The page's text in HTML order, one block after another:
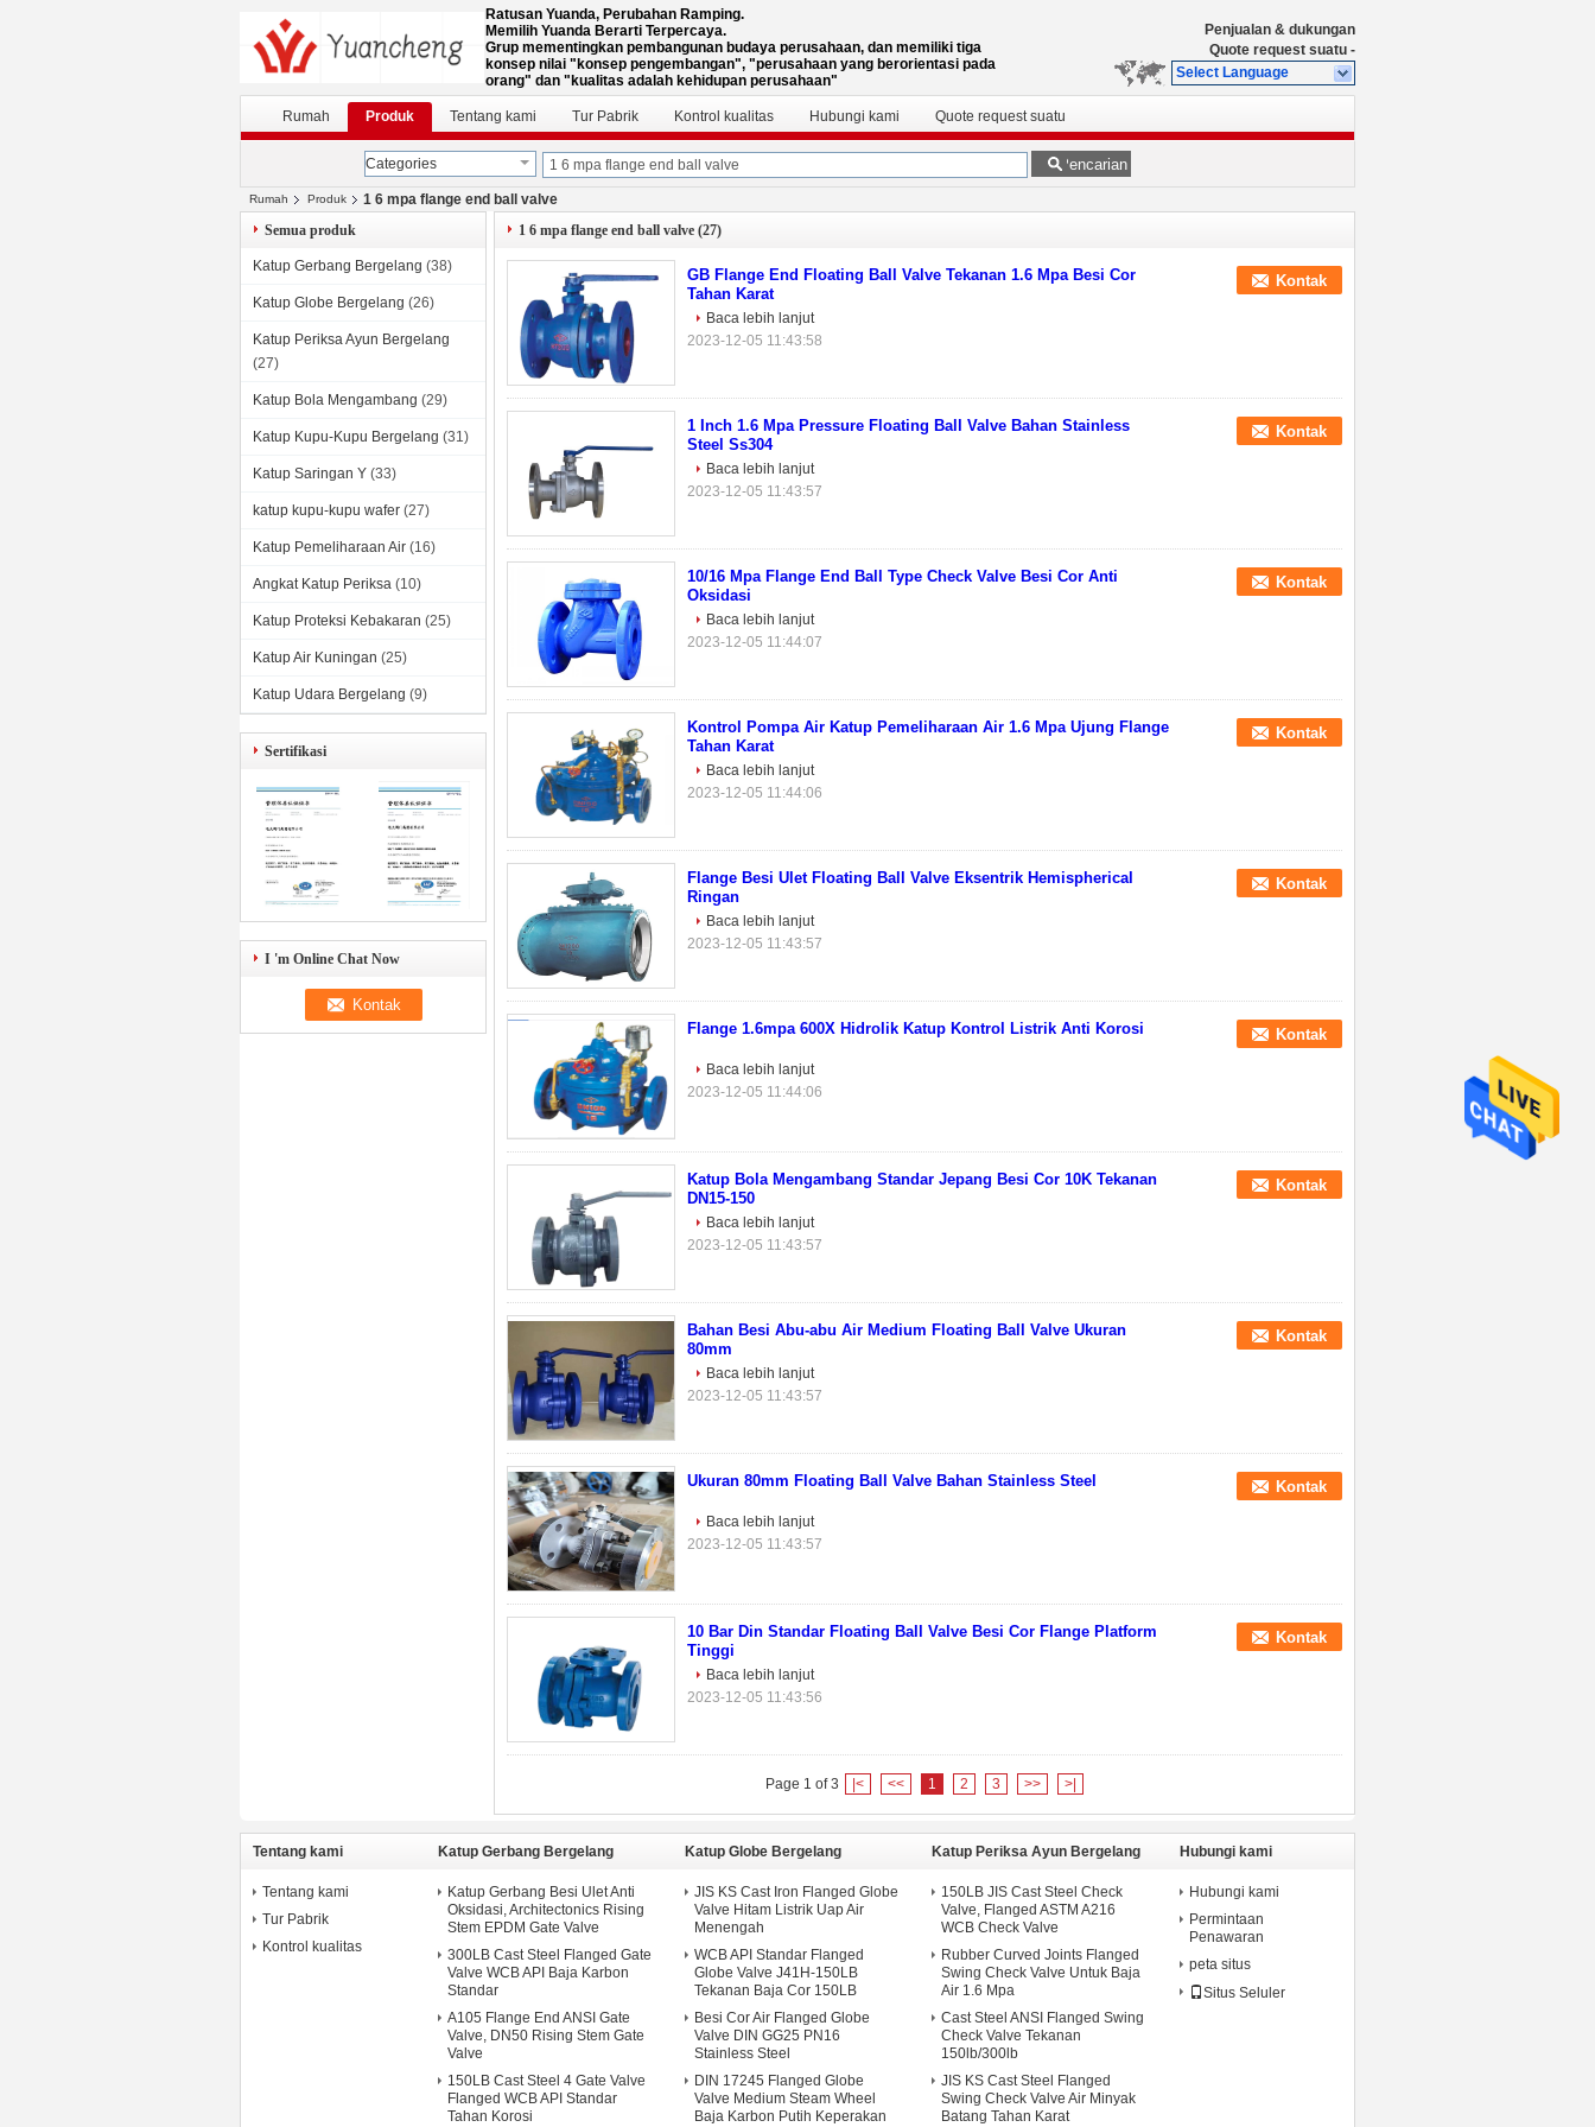
Ratusan Yuanda, Perubahan Ramping.
Memilih Yuanda Berarti Terpercaya.
Grup mementingkan pembangunan budaya perusahaan, dan memiliki tiga
konsep nilai "konsep pengembangan", "perusahaan yang berorientasi pada
orang" dan "kualitas adalah kehidupan perusahaan"
Penjualan & dukungan
Quote request suatu -
Select Language
Rumah Produk Tentang kami Tur Pabrik Kontrol kualitas Hubungi kami Quote request suatu
Categories Pencarian
Rumah Produk
1 6 mpa flange end ball valve
Semua produk
Katup Gerbang Bergelang (38)
Katup Globe Bergelang (26)
Katup Periksa Ayun Bergelang
(27)
Katup Bola Mengambang (29)
Katup Kupu-Kupu Bergelang (31)
Katup Saringan Y (33)
katup kupu-kupu wafer (27)
Katup Pemeliharaan Air (16)
Angkat Katup Periksa (10)
Katup Proteksi Kebakaran (25)
Katup Air Kuningan (25)
Katup Udara Bergelang (9)
Sertifikasi
I 'm Online Chat Now
1 6 mpa flange end ball valve (27)
GB Flange End Floating Ball Valve Tekanan 1.6 Mpa Besi Cor
Tahan Karat
Kontak
Baca lebih lanjut
2023-12-05 11:43:58
1 Inch 1.6 Mpa Pressure Floating Ball Valve Bahan Stainless
Steel Ss304
Kontak
Baca lebih lanjut
2023-12-05 11:43:57
10/16 Mpa Flange End Ball Type Check Valve Besi Cor Anti
Oksidasi
Kontak
Baca lebih lanjut
2023-12-05 11:44:07
Kontrol Pompa Air Katup Pemeliharaan Air 1.6 Mpa Ujung Flange
Tahan Karat
Kontak
Baca lebih lanjut
2023-12-05 11:44:06
Flange Besi Ulet Floating Ball Valve Eksentrik Hemispherical
Ringan
Kontak
Baca lebih lanjut
2023-12-05 11:43:57
Flange 1.6mpa 600X Hidrolik Katup Kontrol Listrik Anti Korosi Kontak
Baca lebih lanjut
2023-12-05 11:44:06
Katup Bola Mengambang Standar Jepang Besi Cor 10K Tekanan
DN15-150
Kontak
Baca lebih lanjut
2023-12-05 11:43:57
Bahan Besi Abu-abu Air Medium Floating Ball Valve Ukuran
80mm
Kontak
Baca lebih lanjut
2023-12-05 11:43:57
Ukuran 80mm Floating Ball Valve Bahan Stainless Steel Kontak
Baca lebih lanjut
2023-12-05 11:43:57
10 Bar Din Standar Floating Ball Valve Besi Cor Flange Platform
Tinggi
Kontak
Baca lebih lanjut
2023-12-05 11:43:56
Page 1 of 3 |< << 1 2 3 >> >|
Tentang kami
Tentang kami
Tur Pabrik
Kontrol kualitas
Katup Gerbang Bergelang
Katup Gerbang Besi Ulet Anti
Oksidasi, Architectonics Rising
Stem EPDM Gate Valve
300LB Cast Steel Flanged Gate
Valve WCB API Baja Karbon
Standar
A105 Flange End ANSI Gate
Valve, DN50 Rising Stem Gate
Valve
150LB Cast Steel 4 Gate Valve
Flanged WCB API Standar
Tahan Korosi
Katup Globe Bergelang
JIS KS Cast Iron Flanged Globe
Valve Hitam Listrik Uap Air
Menengah
WCB API Standar Flanged
Globe Valve J41H-150LB
Tekanan Baja Cor 150LB
Besi Cor Air Flanged Globe
Valve DIN GG25 PN16
Stainless Steel
DIN 17245 Flanged Globe
Valve Medium Steam Wheel
Baja Karbon Putih Keperakan
Katup Periksa Ayun Bergelang
150LB JIS Cast Steel Check
Valve, Flanged ASTM A216
WCB Check Valve
Rubber Curved Joints Flanged
Swing Check Valve Untuk Baja
Air 1.6 Mpa
Cast Steel ANSI Flanged Swing
Check Valve Tekanan
150lb/300lb
JIS KS Cast Steel Flanged
Swing Check Valve Air Minyak
Batang Tahan Karat
Hubungi kami
Hubungi kami
Permintaan
Penawaran
peta situs
Situs Seluler